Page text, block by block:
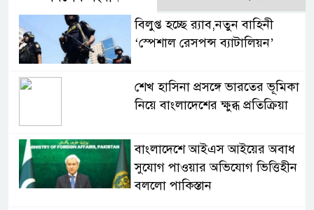
বিলুপ্ত হচ্ছে র‍্যাব,নতুন বাহিনী
‘স্পেশাল রেসপন্স ব্যাটালিয়ন’
শেখ হাসিনা প্রসঙ্গে ভারতের ভূমিকা
নিয়ে বাংলাদেশের ক্ষুব্ধ প্রতিক্রিয়া
বাংলাদেশে আইএস আইয়ের অবাধ
সুযোগ পাওয়ার অভিযোগ ভিত্তিহীন
বললো পাকিস্তান